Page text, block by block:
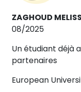
ZAGHOUD
08/2025
Un étudiant déjà
partenaires
European